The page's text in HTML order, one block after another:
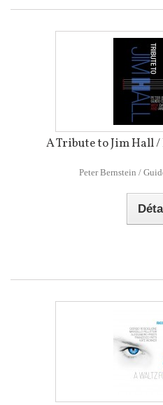
A Tribute to Jim Hall
Peter Bernstein /